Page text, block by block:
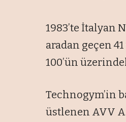
1983’te İtalyan
aradan geçen
100’ün
Technogym’in
üstlenen AVV